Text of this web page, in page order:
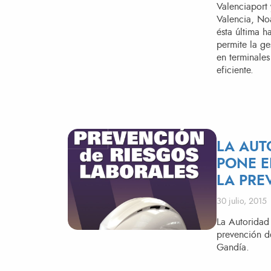
Valenciaport
Valencia,
ésta última
permite la
en
eficiente.
LA
PONE
LA
Publicado el
30 julio, 2015
​La
prevención
Gandía.